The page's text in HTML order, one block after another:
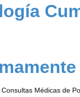
Médicas de